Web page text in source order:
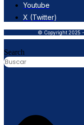
Youtube
X (Twitter)
© Copyright 2025 -
Search